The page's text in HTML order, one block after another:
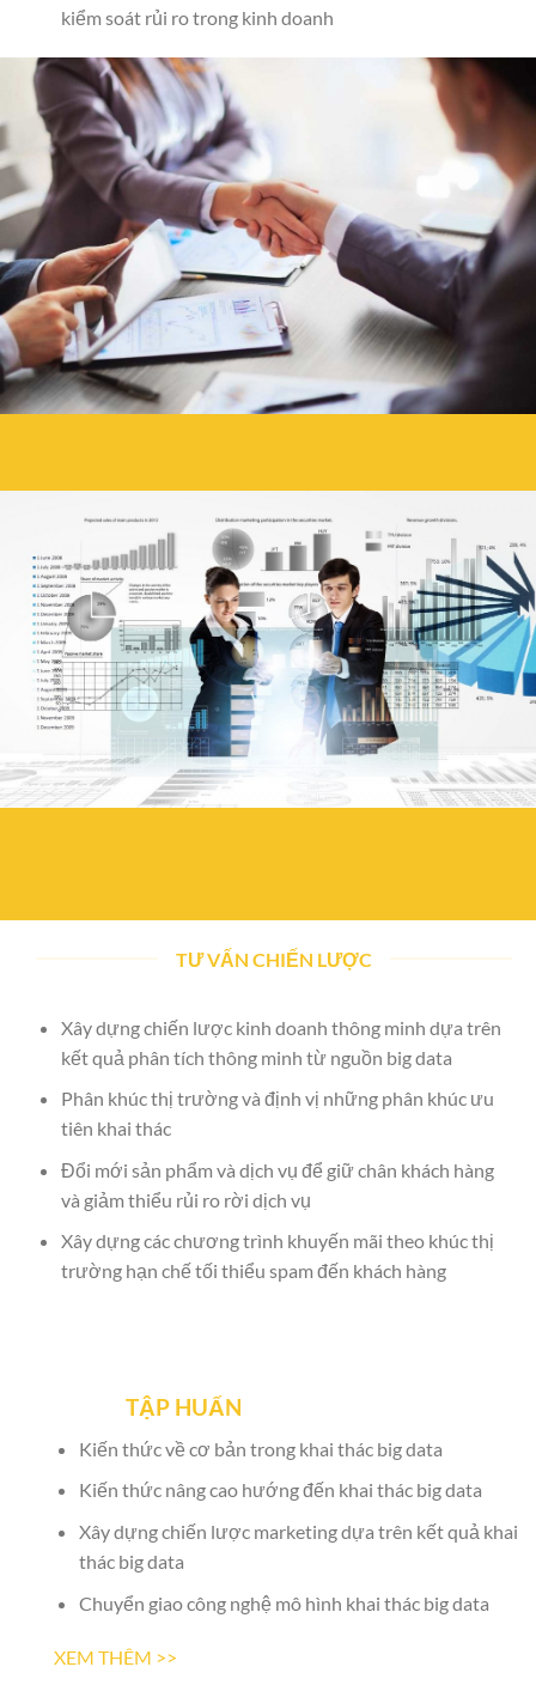
kiểm soát rủi ro trong kinh doanh
TƯ VẤN CHIẾN LƯỢC
Xây dựng chiến lược kinh doanh thông minh dựa trên
kết quả phân tích thông minh từ nguồn big data
Phân khúc thị trường và định vị những phân khúc ưu
tiên khai thác
Đổi mới sản phẩm và dịch vụ để giữ chân khách hàng
và giảm thiểu rủi ro rời dịch vụ
Xây dựng các chương trình khuyến mãi theo khúc thị
trường hạn chế tối thiểu spam đến khách hàng
TẬP HUẤN
Kiến thức về cơ bản trong khai thác big data
Kiến thức nâng cao hướng đến khai thác big data
Xây dựng chiến lược marketing dựa trên kết quả khai
thác big data
Chuyển giao công nghệ mô hình khai thác big data
XEM THÊM >>